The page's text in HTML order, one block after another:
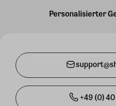
Personalisierter
+49 (0) 40